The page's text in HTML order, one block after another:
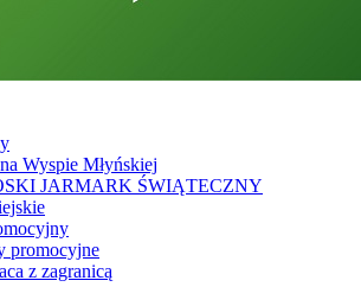
Wyspie Młyńskiej
JARMARK ŚWIĄTECZNY
promocyjne
z zagranicą